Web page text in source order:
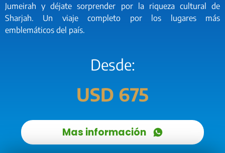
Jumeirah y déjate sorprender por la riqueza cultural de
Sharjah. Un viaje completo por los lugares más
emblemáticos del país.
Desde:
USD 675
Mas información